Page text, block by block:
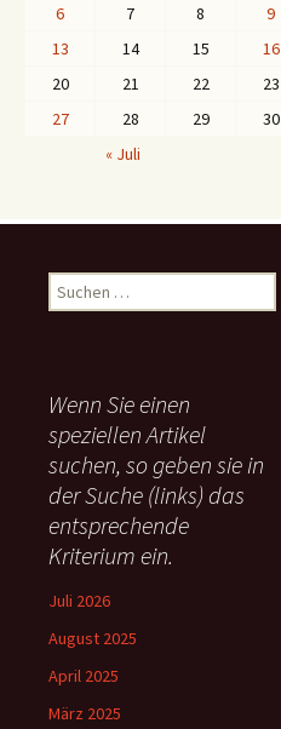
6
7 8 9
13
14 15 16
20
21 22 23
27
28 29 30
« Juli
u
n
n
a
c
:
Wenn Sie einen
speziellen Artikel
suchen, so geben sie in
der Suche (links) das
entsprechende
Kriterium ein.
Juli 2026
August 2025
April 2025
März 2025